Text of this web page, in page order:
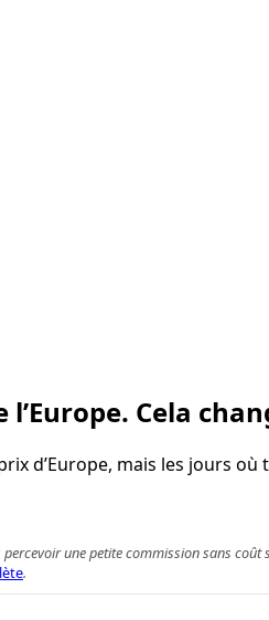
Cela
d’Europe, mais les
une petite commission sans
.